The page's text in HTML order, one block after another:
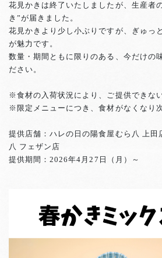
花見かきは終了いたしましたが、生産者
き”が届きました。
花見かきより少し小ぶりですが、ぎゅっ
が魅力です。
数量・期間ともに限りのある、今だけの
ださい。
※食材の入荷状況により、ご提供できな
※限定メニューにつき、食材がなくなり
提供店舗：ハレの日の陽食屋むら八 上田
八 フェザン店
提供期間：2026年4月27日（月）～